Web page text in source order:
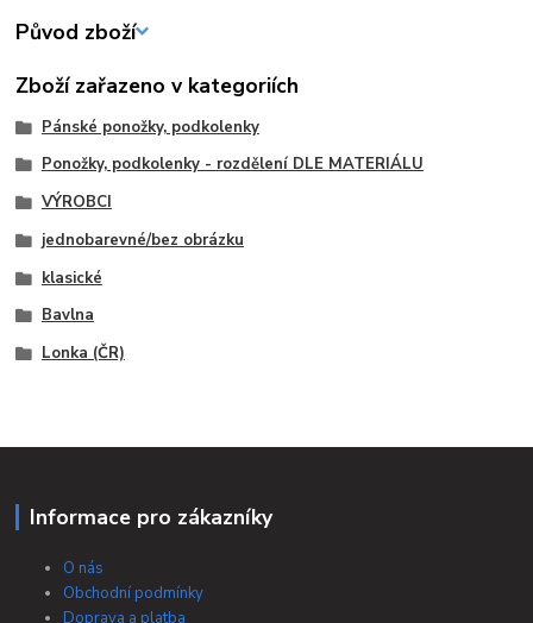
Původ zboží
Zboží zařazeno v kategoriích
Pánské ponožky, podkolenky
Ponožky, podkolenky - rozdělení DLE MATERIÁLU
VÝROBCI
jednobarevné/bez obrázku
klasické
Bavlna
Lonka (ČR)
Informace pro zákazníky
O nás
Obchodní podmínky
Doprava a platba